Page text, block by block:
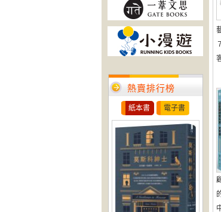
熱賣排行榜
紙本書 電子書